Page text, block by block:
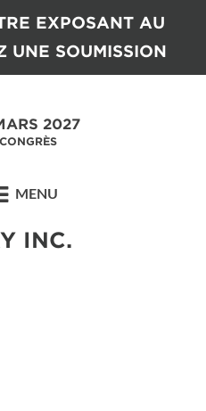
EXPOSANT AU
UNE SOUMISSION
2027
MENU
INC.